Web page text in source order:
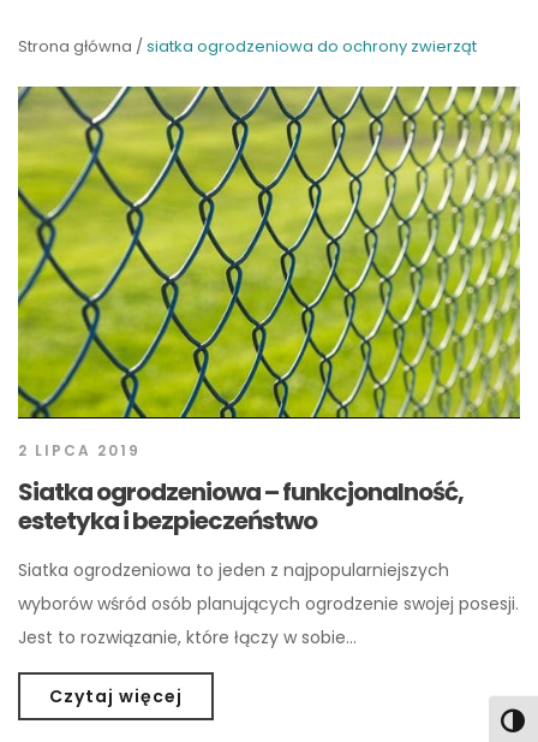
Strona główna /siatka ogrodzeniowa do ochrony zwierząt
2 LIPCA 2019
Siatka ogrodzeniowa – funkcjonalność,
estetyka i bezpieczeństwo
Siatka ogrodzeniowa to jeden z najpopularniejszych
wyborów wśród osób planujących ogrodzenie swojej posesji.
Jest to rozwiązanie, które łączy w sobie…
Czytaj więcej